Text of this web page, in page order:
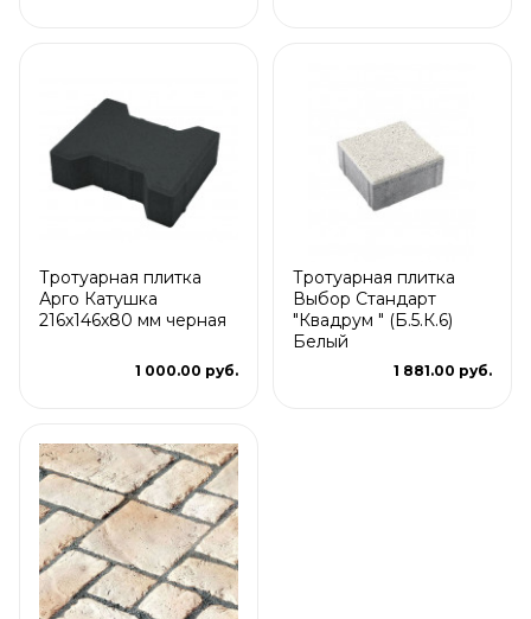
Тротуарная плитка
Арго Катушка
216x146x80 мм черная
1 000.00 руб.
Тротуарная плитка
Выбор Стандарт
"Квадрум " (Б.5.К.6)
Белый
1 881.00 руб.